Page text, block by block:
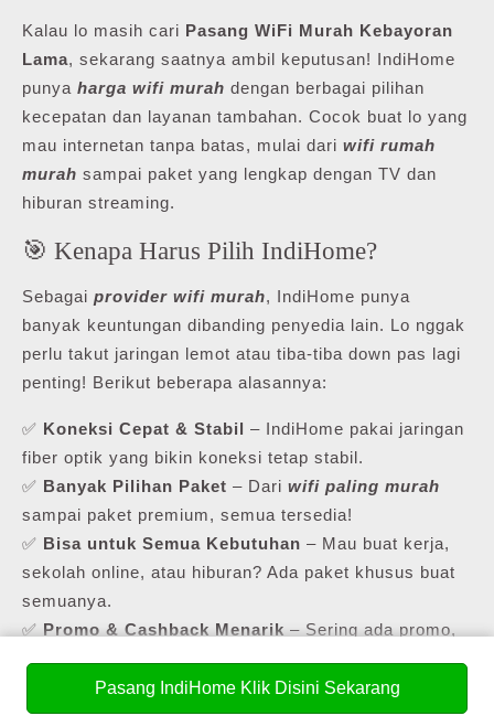
Kalau lo masih cari Pasang WiFi Murah Kebayoran
Lama, sekarang saatnya ambil keputusan! IndiHome
punya harga wifi murah dengan berbagai pilihan
kecepatan dan layanan tambahan. Cocok buat lo yang
mau internetan tanpa batas, mulai dari wifi rumah
murah sampai paket yang lengkap dengan TV dan
hiburan streaming.
🎯 Kenapa Harus Pilih IndiHome?
Sebagai provider wifi murah, IndiHome punya
banyak keuntungan dibanding penyedia lain. Lo nggak
perlu takut jaringan lemot atau tiba-tiba down pas lagi
penting! Berikut beberapa alasannya:
✅ Koneksi Cepat & Stabil – IndiHome pakai jaringan
fiber optik yang bikin koneksi tetap stabil.
✅ Banyak Pilihan Paket – Dari wifi paling murah
sampai paket premium, semua tersedia!
✅ Bisa untuk Semua Kebutuhan – Mau buat kerja,
sekolah online, atau hiburan? Ada paket khusus buat
semuanya.
✅ Promo & Cashback Menarik – Sering ada promo,
Pasang IndiHome Klik Disini Sekarang